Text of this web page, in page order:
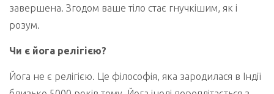
завершена. Згодом ваше тіло стає гнучкішим, як і
розум.
Чи є йога релігією?
Йога не є релігією. Це філософія, яка зародилася в Індії